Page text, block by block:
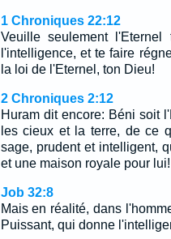
1 Chroniques 22:12
Veuille seulement
l'intelligence, et te faire
la loi de l'Eternel, ton Dieu!
2 Chroniques 2:12
Huram dit encore: Béni soit
les cieux et la terre, de ce
sage, prudent et intelligent,
et une maison royale pour lui!
Job 32:8
Mais en réalité, dans
Puissant, qui donne